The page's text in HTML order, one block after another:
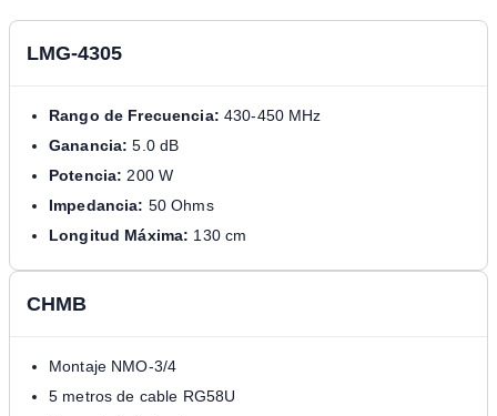
LMG-4305
Rango de Frecuencia: 430-450 MHz
Ganancia: 5.0 dB
Potencia: 200 W
Impedancia: 50 Ohms
Longitud Máxima: 130 cm
CHMB
Montaje NMO-3/4
5 metros de cable RG58U